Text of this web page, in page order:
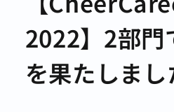
2022】2部門
を果たしまし